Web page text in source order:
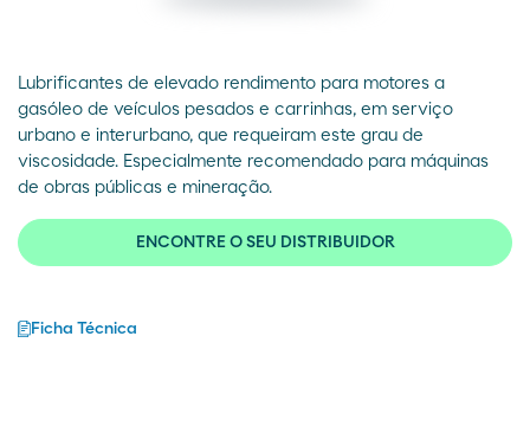
Lubrificantes de elevado rendimento para motores a
gasóleo de veículos pesados e carrinhas, em serviço
urbano e interurbano, que requeiram este grau de
viscosidade. Especialmente recomendado para máquinas
de obras públicas e mineração.
ENCONTRE O SEU DISTRIBUIDOR
Ficha Técnica